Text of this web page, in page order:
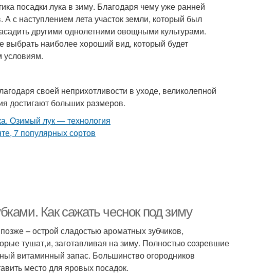
посадки лука в зиму. Благодаря чему уже ранней
с наступлением лета участок земли, который был
другими однолетними овощными культурами.
выбрать наиболее хороший вид, который будет
условиям.
своей неприхотливости в уходе, великолепной
достигают больших размеров.
Как сажать чеснок под зиму
– острой сладостью ароматных зубчиков,
тушат,и, заготавливая на зиму. Полностью созревшие
витаминный запас. Большинство огородников
место для яровых посадок.